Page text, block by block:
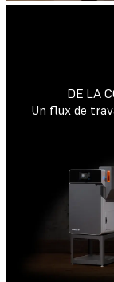
DE LA
Un flux de